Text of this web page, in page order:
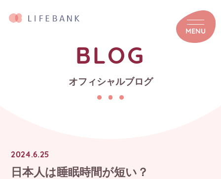
MENU
BLOG
オフィシャルブログ
2024.6.25
日本人は睡眠時間が短い？